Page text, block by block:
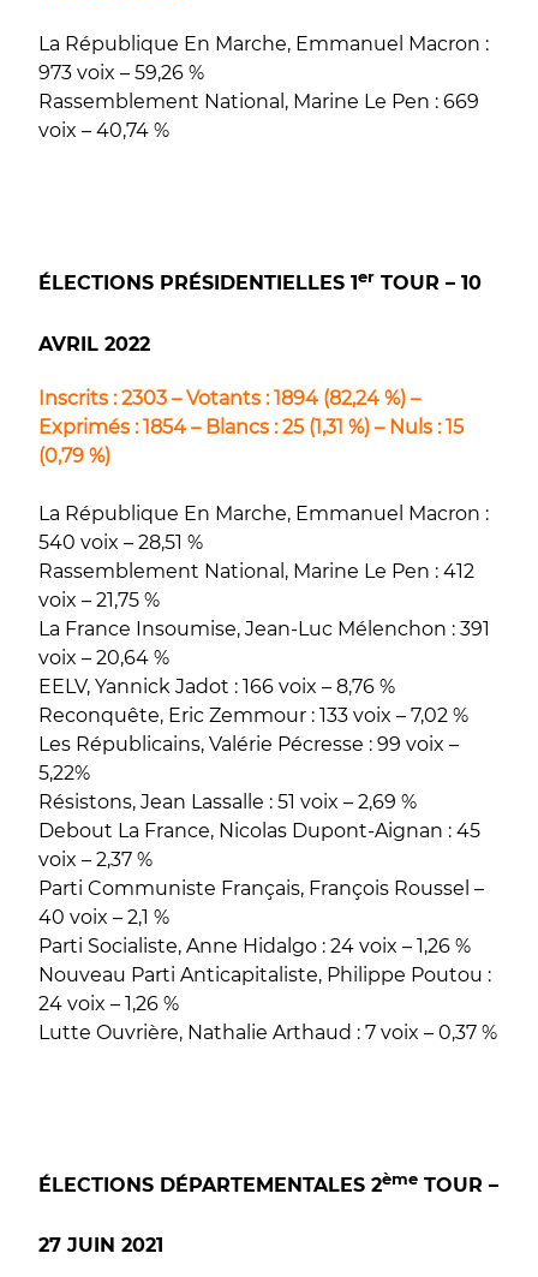
La République En Marche, Emmanuel Macron :
973 voix – 59,26 %
Rassemblement National, Marine Le Pen : 669
voix – 40,74 %
ÉLECTIONS PRÉSIDENTIELLES 1er TOUR – 10
AVRIL 2022
Inscrits : 2303 – Votants : 1894 (82,24 %) –
Exprimés : 1854 – Blancs : 25 (1,31 %) – Nuls : 15
(0,79 %)
La République En Marche, Emmanuel Macron :
540 voix – 28,51 %
Rassemblement National, Marine Le Pen : 412
voix – 21,75 %
La France Insoumise, Jean-Luc Mélenchon : 391
voix – 20,64 %
EELV, Yannick Jadot : 166 voix – 8,76 %
Reconquête, Eric Zemmour : 133 voix – 7,02 %
Les Républicains, Valérie Pécresse : 99 voix –
5,22%
Résistons, Jean Lassalle : 51 voix – 2,69 %
Debout La France, Nicolas Dupont-Aignan : 45
voix – 2,37 %
Parti Communiste Français, François Roussel –
40 voix – 2,1 %
Parti Socialiste, Anne Hidalgo : 24 voix – 1,26 %
Nouveau Parti Anticapitaliste, Philippe Poutou :
24 voix – 1,26 %
Lutte Ouvrière, Nathalie Arthaud : 7 voix – 0,37 %
ÉLECTIONS DÉPARTEMENTALES 2ème TOUR –
27 JUIN 2021